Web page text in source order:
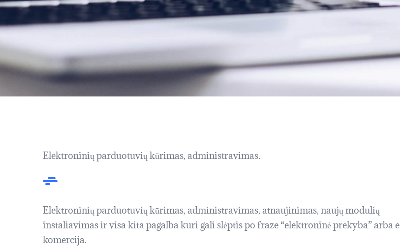
Elektroninių parduotuvių kūrimas, administravimas.
Elektroninių parduotuvių kūrimas, administravimas, atnaujinimas, naujų modulių
instaliavimas ir visa kita pagalba kuri gali slėptis po fraze “elektroninė prekyba” arba e
komercija.